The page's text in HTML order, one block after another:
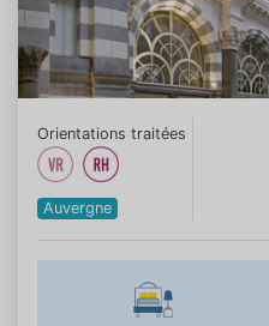
Orientations traitées
Auvergne